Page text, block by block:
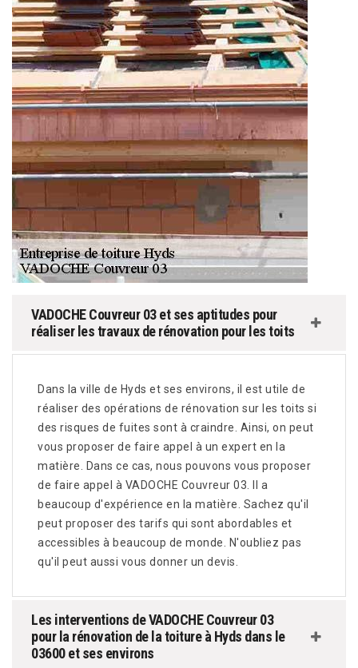
VADOCHE Couvreur 03 et ses aptitudes pour
réaliser les travaux de rénovation pour les toits
Dans la ville de Hyds et ses environs, il est utile de
réaliser des opérations de rénovation sur les toits si
des risques de fuites sont à craindre. Ainsi, on peut
vous proposer de faire appel à un expert en la
matière. Dans ce cas, nous pouvons vous proposer
de faire appel à VADOCHE Couvreur 03. Il a
beaucoup d'expérience en la matière. Sachez qu'il
peut proposer des tarifs qui sont abordables et
accessibles à beaucoup de monde. N'oubliez pas
qu'il peut aussi vous donner un devis.
Les interventions de VADOCHE Couvreur 03
pour la rénovation de la toiture à Hyds dans le
03600 et ses environs